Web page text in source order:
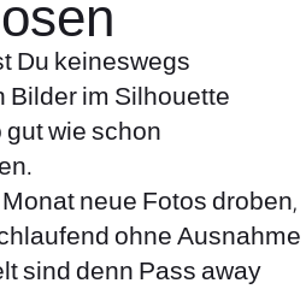
Du keineswegs
Bilder im Silhouette
wie schon
neue Fotos droben,
ohne Ausnahme
sind denn Pass away